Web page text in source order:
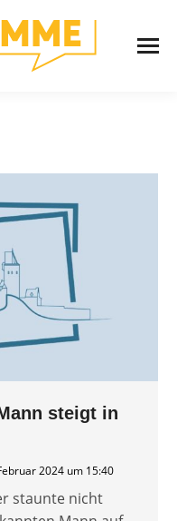
steigt in
2024 um 15:40
staunte nicht